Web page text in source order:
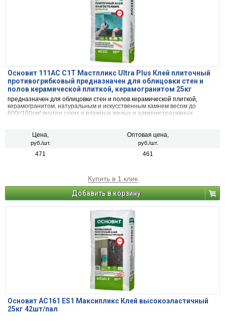
Основит 111AC С1Т Мастпликс Ultra Plus Клей плиточный
противогрибковый предназначен для облицовки стен и
полов керамической плиткой, керамогранитом 25кг
предназначен для облицовки стен и полов керамической плиткой,
керамогранитом, натуральным и искусственным камнем весом до
600г/100см² внутри сухих и влажных жилых и административных
Цена,
руб./шт.
Оптовая цена,
руб./шт.
471 461
Купить в 1 клик
Добавить в корзину
Основит AC161 ES1 Максипликс Клей высокоэластичный
25кг 42шт/пал